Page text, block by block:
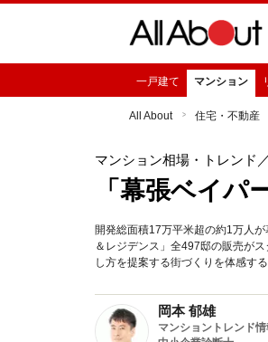
一戸建て マンション
All About 住宅・不動産
マンション相場・トレンド
「幕張ベイパ
開発総面積17万平米超の約1万人
＆レジデンス」全497邸の販売が
し方を提案する街づくりを体感す
岡本 郁雄
マンショントレンド